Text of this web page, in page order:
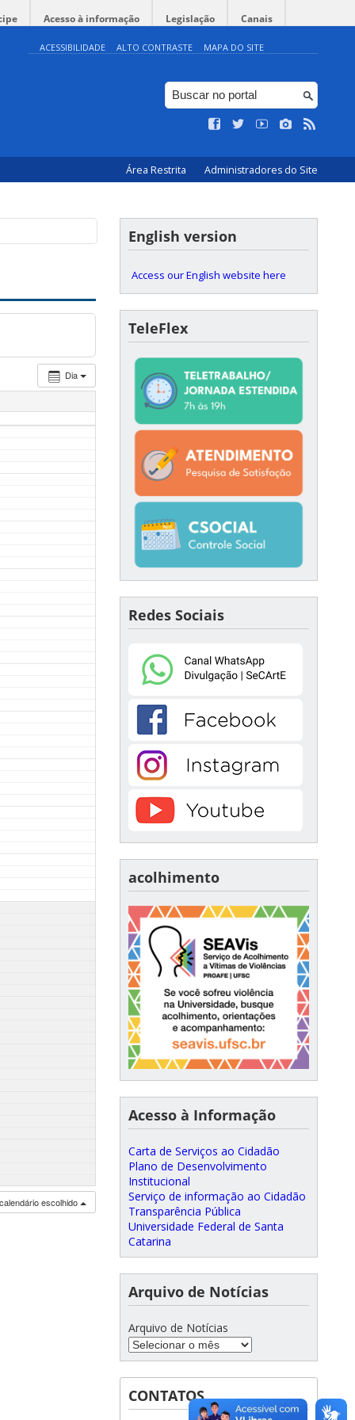
Acesso à informação Legislação Canais
ACESSIBILIDADE ALTO CONTRASTE MAPA DO SITE
Área Restrita Administradores do Site
Dia
escolhido
English version
Access our English website here
TeleFlex
Redes Sociais
acolhimento
Acesso à Informação
Carta de Serviços ao Cidadão
Plano de Desenvolvimento
Institucional
Serviço de informação ao Cidadão
Transparência Pública
Universidade Federal de Santa
Catarina
Arquivo de Notícias
Arquivo de Notícias
CONTATOS